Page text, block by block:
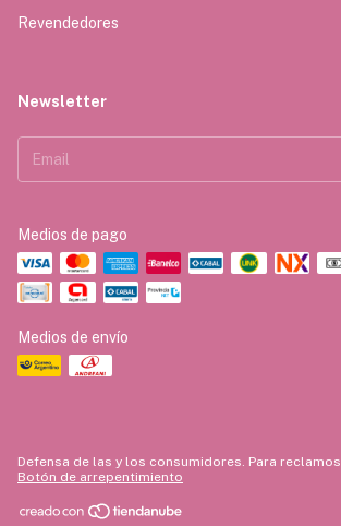
Revendedores
Newsletter
Medios de pago
Medios de envío
Defensa de las y los consumidores. Para reclamos
Botón de arrepentimiento